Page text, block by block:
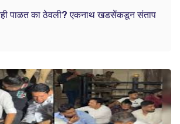
पाळत का ठेवली? एकनाथ खडसेंकडून संताप